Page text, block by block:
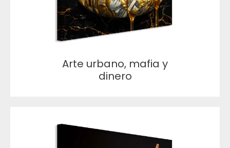
Arte urbano, mafia y
dinero